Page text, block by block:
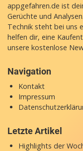
appgefahren.de ist
Gerüchte und
Technik steht bei uns
helfen dir, eine
unsere kostenlose
Navigation
Kontakt
Impressum
Letzte Artikel
Highlights der